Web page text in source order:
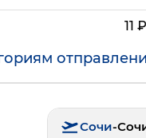
11 ₽
Сочи-